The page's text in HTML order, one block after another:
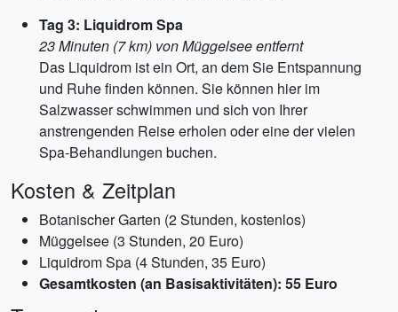
Tag 3: Liquidrom Spa
23 Minuten (7 km) von Müggelsee entfernt
Das Liquidrom ist ein Ort, an dem Sie Entspannung
und Ruhe finden können. Sie können hier im
Salzwasser schwimmen und sich von Ihrer
anstrengenden Reise erholen oder eine der vielen
Spa-Behandlungen buchen.
Kosten & Zeitplan
Botanischer Garten (2 Stunden, kostenlos)
Müggelsee (3 Stunden, 20 Euro)
Liquidrom Spa (4 Stunden, 35 Euro)
Gesamtkosten (an Basisaktivitäten): 55 Euro